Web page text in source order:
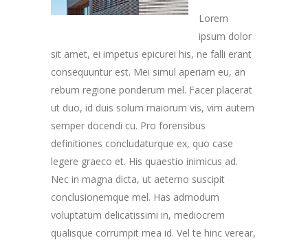
Lorem
ipsum dolor
sit amet, ei impetus epicurei his, ne falli erant
consequuntur est. Mei simul aperiam eu, an
rebum regione ponderum mel. Facer placerat
ut duo, id duis solum maiorum vis, vim autem
semper docendi cu. Pro forensibus
definitiones concludaturque ex, quo case
legere graeco et. His quaestio inimicus ad.
Nec in magna dicta, ut aeterno suscipit
conclusionemque mel. Has admodum
voluptatum delicatissimi in, mediocrem
qualisque corrumpit mea id. Vel te hinc verear,